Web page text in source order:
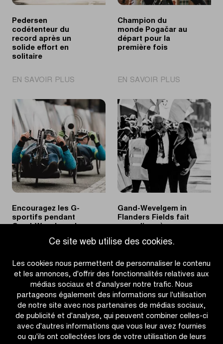
Ce site web utilise des cookies.
Les cookies nous permettent de personnaliser le contenu
et les annonces, d'offrir des fonctionnalités relatives aux
médias sociaux et d'analyser notre trafic. Nous
partageons également des informations sur l'utilisation
de notre site avec nos partenaires de médias sociaux,
de publicité et d'analyse, qui peuvent combiner celles-ci
avec d'autres informations que vous leur avez fournies
ou qu'ils ont collectées lors de votre utilisation de leurs
Pedersen
codétenteur du
record après un
solide effort en
solitaire
EN SAVOIR PLUS
codétenteur
du
record
après
un
solide
effort
en
solitaire
Champion du
monde Pogačar au
départ pour la
première fois
EN SAVOIR PLUS
du
monde
Pogačar
au
départ
pour
la
première
fois
Encouragez les G-
sportifs pendant
Flanders Fields
EN SAVOIR PLUS
Encouragez
pendant
Gand-
Wevelgem
Gand-Wevelgem in
Flanders Fields fait
Bernard Langedock
EN SAVOIR PLUS
Gand-
in
Flanders
Fields
fait
ses